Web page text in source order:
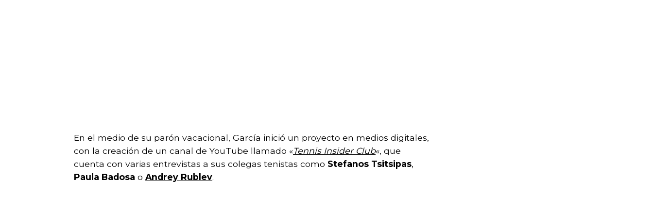
En el medio de su parón vacacional, García inició un proyecto en medios digitales,
con la creación de un canal de YouTube llamado «Tennis Insider Club«, que
cuenta con varias entrevistas a sus colegas tenistas como Stefanos Tsitsipas,
Paula Badosa o Andrey Rublev.